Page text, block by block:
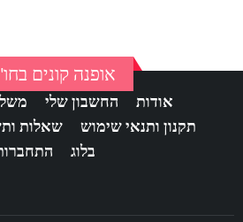
אופנה קונים
אודות החשבון שלי
תקנון ותנאי שימוש
שאלות
בלוג